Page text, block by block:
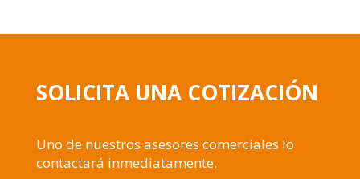
SOLICITA UNA COTIZACIÓN
Uno de nuestros asesores comerciales lo
contactará inmediatamente.